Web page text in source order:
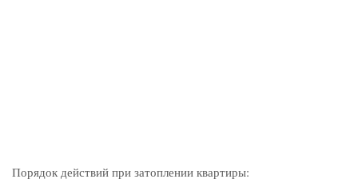
Порядок действий при затоплении квартиры: